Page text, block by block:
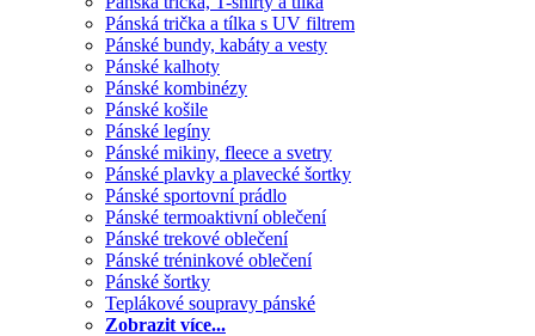
Pánská trička a tílka s UV filtrem
Pánské bundy, kabáty a vesty
Pánské kalhoty
Pánské kombinézy
Pánské košile
Pánské legíny
Pánské mikiny, fleece a svetry
Pánské plavky a plavecké šortky
Pánské sportovní prádlo
Pánské termoaktivní oblečení
Pánské trekové oblečení
Pánské tréninkové oblečení
Pánské šortky
Teplákové soupravy pánské
Zobrazit více...